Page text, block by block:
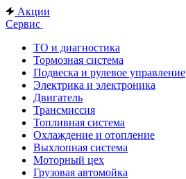
Акции
Сервис
ТО и диагностика
Тормозная система
Подвеска и рулевое управление
Электрика и электроника
Двигатель
Трансмиссия
Топливная система
Охлаждение и отопление
Выхлопная система
Моторный цех
Грузовая автомойка